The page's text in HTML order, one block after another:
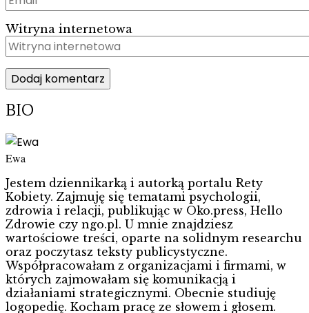
Witryna internetowa
BIO
Ewa
Jestem dziennikarką i autorką portalu Rety
Kobiety. Zajmuję się tematami psychologii,
zdrowia i relacji, publikując w Oko.press, Hello
Zdrowie czy ngo.pl. U mnie znajdziesz
wartościowe treści, oparte na solidnym researchu
oraz poczytasz teksty publicystyczne.
Współpracowałam z organizacjami i firmami, w
których zajmowałam się komunikacją i
działaniami strategicznymi. Obecnie studiuję
logopedię. Kocham pracę ze słowem i głosem.